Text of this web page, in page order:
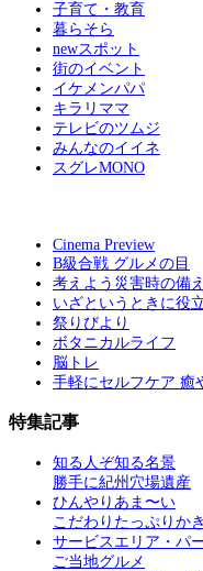
子育て・教育
暮らそら
newスポット
街のイベント
イケメンパパ
キラリママ
テレビのツムジ
みんなのイイネ
スグレMONO
Cinema Preview
B級合戦 グルメの目
考えよう災害時の備え
いざというときに役
祭りびより
ボタニカルライフ
脳トレ
手軽にセルフケア 癒
特集記事
知る人ぞ知る名景
勝手に紀州穴場遺産
ひんやりあま〜い
こだわりたっぷりか
サービスエリア・パ
ご当地グルメ